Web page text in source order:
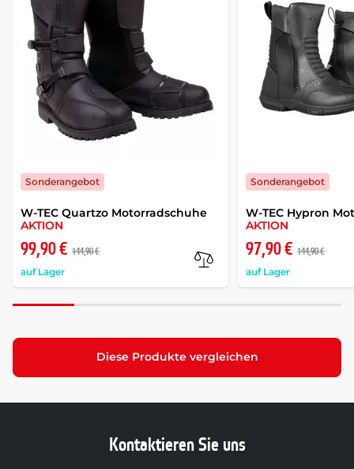
W-TEC Quartzo Motorradschuhe
AKTION
99,90 € 144,90 €
auf Lager
Sonderangebot
W-TEC Hypron
AKTION
97,90 € 144,90 €
auf Lager
Sonderangebot
Diese Produkte vergleichen
Kontaktieren Sie uns